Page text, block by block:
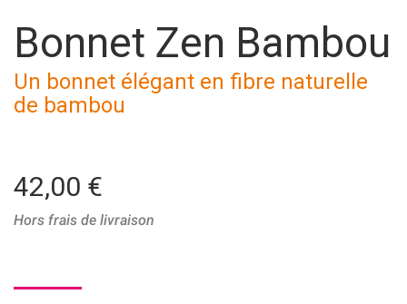
Bonnet Zen Bambou
Un bonnet élégant en fibre naturelle
de bambou
42,00 €
Hors frais de livraison